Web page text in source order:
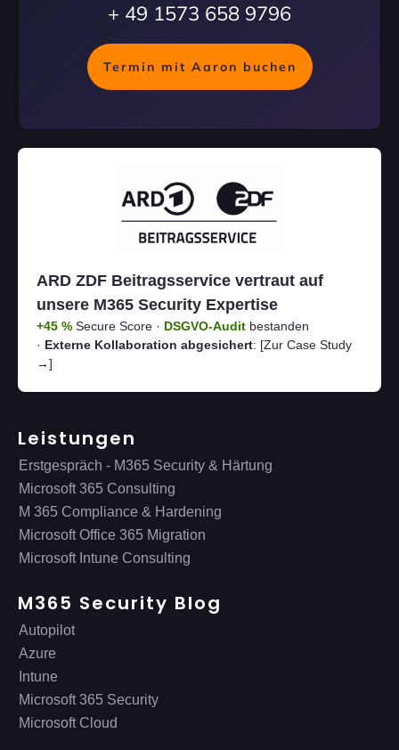
+ 49 1573 658 9796
Termin mit Aaron buchen
ARD ZDF Beitragsservice vertraut auf
unsere M365 Security Expertise
+45 % Secure Score · DSGVO-Audit bestanden
· Externe Kollaboration abgesichert: [Zur Case Study
→]
Leistungen
Erstgespräch - M365 Security & Härtung
Microsoft 365 Consulting
M 365 Compliance & Hardening
Microsoft Office 365 Migration
Microsoft Intune Consulting
M365 Security Blog
Autopilot
Azure
Intune
Microsoft 365 Security
Microsoft Cloud